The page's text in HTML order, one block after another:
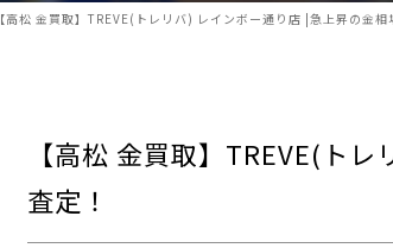
【高松 金買取】TREVE(トレリバ) レインボー通り店 |急上昇の金相
【高松 金買取】TREVE(ト
査定！